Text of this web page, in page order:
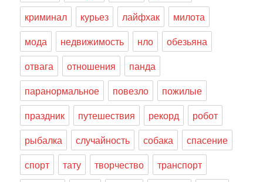
криминал
курьез лайфхак
милота
мода
недвижимость нло
обезьяна
отвага
отношения
панда
паранормальное
повезло
пожилые
праздник
путешествия рекорд
робот
рыбалка
случайность собака
спасение
спорт
тату творчество
транспорт